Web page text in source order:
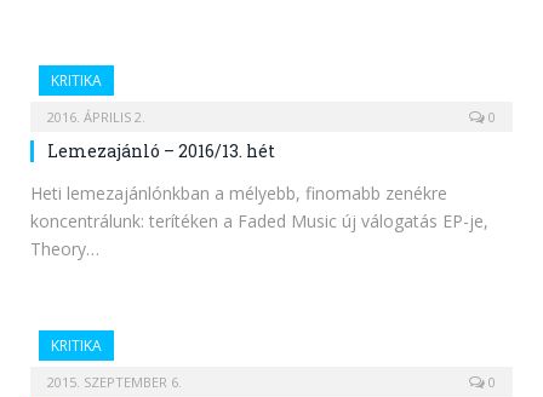
KRITIKA
2016. ÁPRILIS 2. 0
Lemezajánló – 2016/13. hét
Heti lemezajánlónkban a mélyebb, finomabb zenékre
koncentrálunk: terítéken a Faded Music új válogatás EP-je,
Theory…
KRITIKA
2015. SZEPTEMBER 6. 0